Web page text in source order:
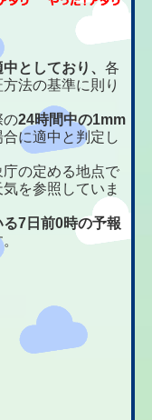
としており、各
法の基準に則り
の24時間中の1mm
に適中と判定し
の定める地点で
気を参照していま
7日前0時の予報